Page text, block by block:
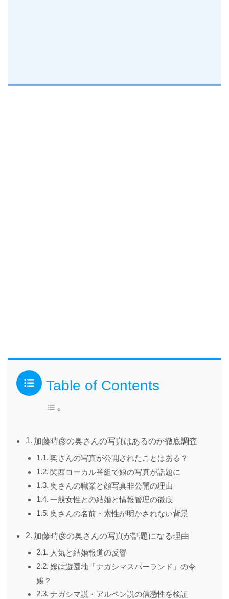
Table of Contents
加藤晴彦の奥さんの写真はあるのか徹底調査
奥さんの写真が公開されたことはある？
関西ローカル番組で娘の写真が話題に
奥さんの職業と顔写真非公開の理由
一般女性との結婚と情報管理の徹底
奥さんの名前・素性が明かされない背景
加藤晴彦の奥さんの写真が話題になる理由
人気と結婚報道の反響
嫁は遊園地「ナガシマスパーランド」の令
嬢？
ナガシマ説・アルペン説の信憑性を検証